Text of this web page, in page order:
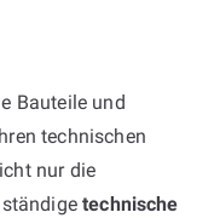
Bauteile und
technischen
nur die
technische